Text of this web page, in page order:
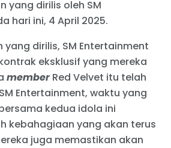
yang dirilis oleh SM
hari ini, 4 April 2025.
dirilis, SM Entertainment
eksklusif yang mereka
memberRed Velvet itu telah
Entertainment, waktu yang
kedua idola ini
kebahagiaan yang akan terus
juga memastikan akan